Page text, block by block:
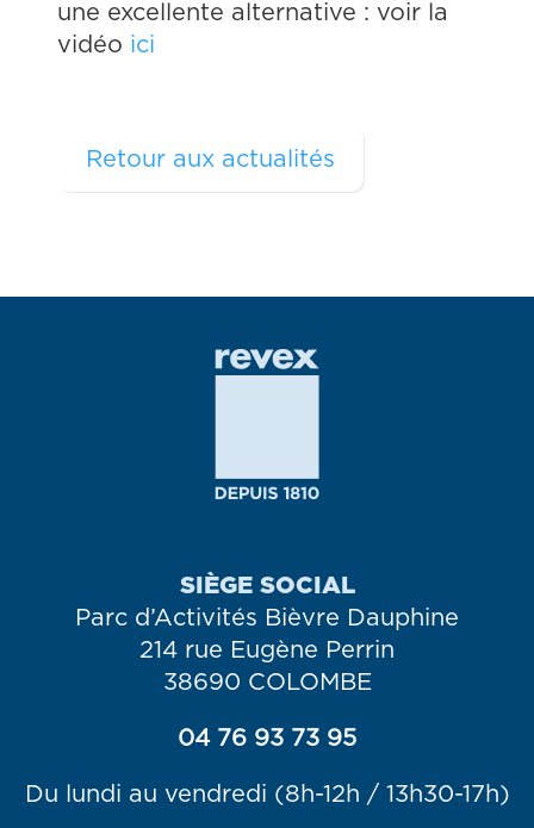
une excellente alternative : voir la
vidéo ici
Retour aux actualités
SIÈGE SOCIAL
Parc d’Activités Bièvre Dauphine
214 rue Eugène Perrin
38690 COLOMBE
04 76 93 73 95
Du lundi au vendredi (8h-12h / 13h30-17h)